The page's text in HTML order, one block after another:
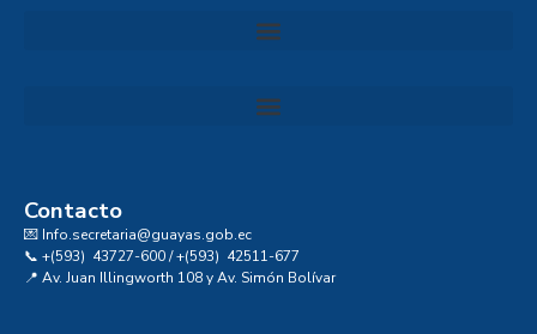
Contacto
💌 Info.secretaria@guayas.gob.ec
📞 +(593) 43727-600 / +(593) 42511-677
📍 Av. Juan Illingworth 108 y Av. Simón Bolívar